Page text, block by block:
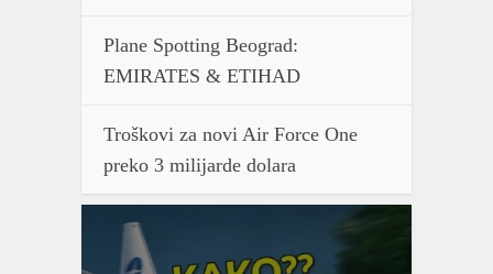
Plane Spotting Beograd:
EMIRATES & ETIHAD
Troškovi za novi Air Force One
preko 3 milijarde dolara